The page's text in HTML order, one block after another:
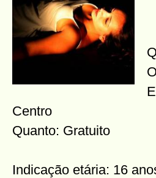
Centro
Quanto: Gratuito
Indicação etária: 16